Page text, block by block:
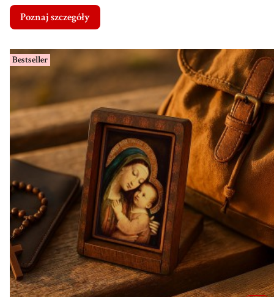
Poznaj szczegóły
Bestseller